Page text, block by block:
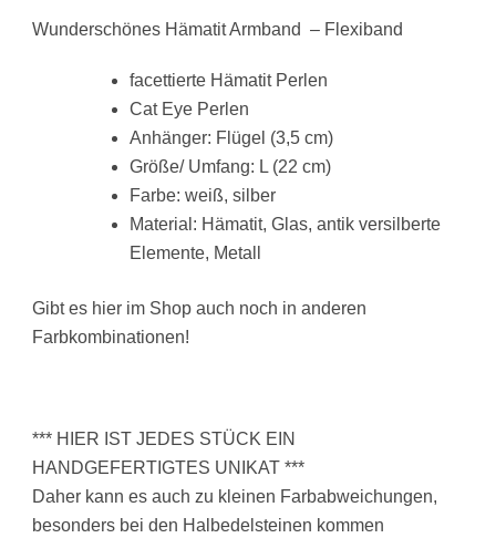
Wunderschönes Hämatit Armband – Flexiband
facettierte Hämatit Perlen
Cat Eye Perlen
Anhänger: Flügel (3,5 cm)
Größe/ Umfang: L (22 cm)
Farbe: weiß, silber
Material: Hämatit, Glas, antik versilberte
Elemente, Metall
Gibt es hier im Shop auch noch in anderen
Farbkombinationen!
*** HIER IST JEDES STÜCK EIN
HANDGEFERTIGTES UNIKAT ***
Daher kann es auch zu kleinen Farbabweichungen,
besonders bei den Halbedelsteinen kommen